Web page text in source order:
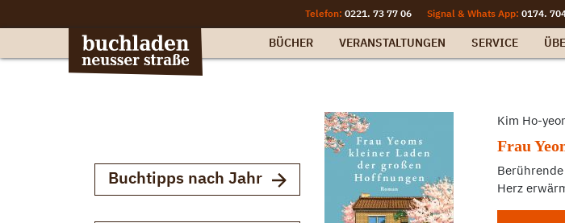
Telefon: 0221. 73 77 06 Signal & Whats App: 0174.
BÜCHER VERANSTALTUNGEN SERVICE
Buchtipps nach Jahr
Kim Ho-
Frau
Herz